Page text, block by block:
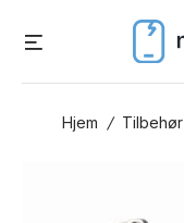
Hjem / Tilbehør